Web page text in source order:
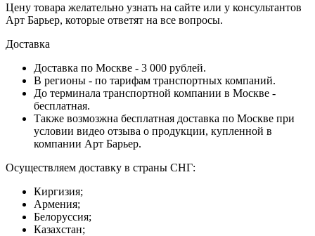
Цену товара желательно узнать на сайте или у консультантов
Арт Барьер, которые ответят на все вопросы.
Доставка
Доставка по Москве - 3 000 рублей.
В регионы - по тарифам транспортных компаний.
До терминала транспортной компании в Москве -
бесплатная.
Также возмозжна бесплатная доставка по Москве при
условии видео отзыва о продукции, купленной в
компании Арт Барьер.
Осуществляем доставку в страны СНГ:
Киргизия;
Армения;
Белоруссия;
Казахстан;